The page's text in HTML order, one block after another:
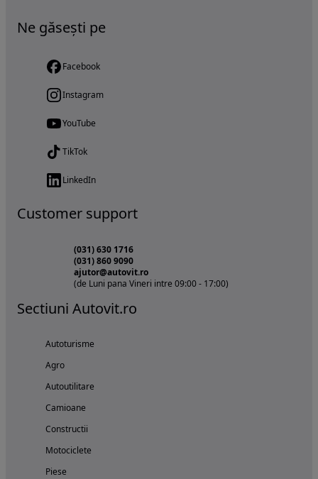
Ne găsești pe
Facebook
Instagram
YouTube
TikTok
LinkedIn
Customer support
(031) 630 1716
(031) 860 9090
ajutor@autovit.ro
(de Luni pana Vineri intre 09:00 - 17:00)
Sectiuni Autovit.ro
Autoturisme
Agro
Autoutilitare
Camioane
Constructii
Motociclete
Piese